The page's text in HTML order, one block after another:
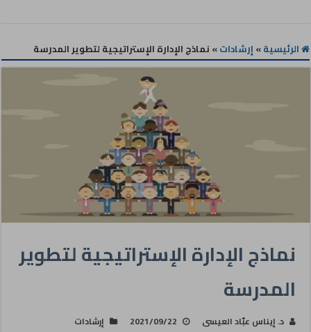
الرئيسية» إرشادات» نماذج الإدارة الإستراتيجية لتطوير المدرسة
نماذج الإدارة الإستراتيجية لتطوير
المدرسة
د. إيناس عبّاد العيسى 2021/09/22 إرشادات